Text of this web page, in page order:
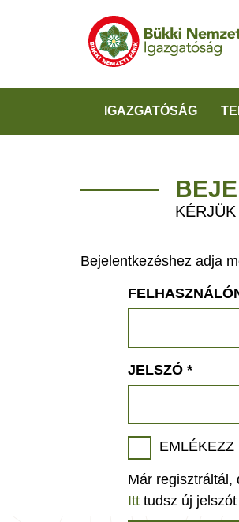
IGAZGATÓSÁG
Bejelentkezéshez adja
JELSZÓ *
EMLÉKEZZ
Már regisztráltál,
Itt tudsz új